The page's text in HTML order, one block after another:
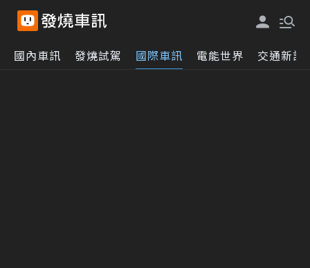
國內車訊 發燒試駕 國際車訊 電能世界 交通新訊